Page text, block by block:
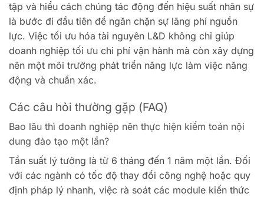
tập và hiểu cách chúng tác động đến hiệu suất nhân sự
là bước đi đầu tiên để ngăn chặn sự lãng phí nguồn
lực. Việc tối ưu hóa tài nguyên L&D không chỉ giúp
doanh nghiệp tối ưu chi phí vận hành mà còn xây dựng
nên một môi trường phát triển năng lực làm việc năng
động và chuẩn xác.
Các câu hỏi thường gặp (FAQ)
Bao lâu thì doanh nghiệp nên thực hiện kiểm toán nội
dung đào tạo một lần?
Tần suất lý tưởng là từ 6 tháng đến 1 năm một lần. Đối
với các ngành có tốc độ thay đổi công nghệ hoặc quy
định pháp lý nhanh, việc rà soát các module kiến thức